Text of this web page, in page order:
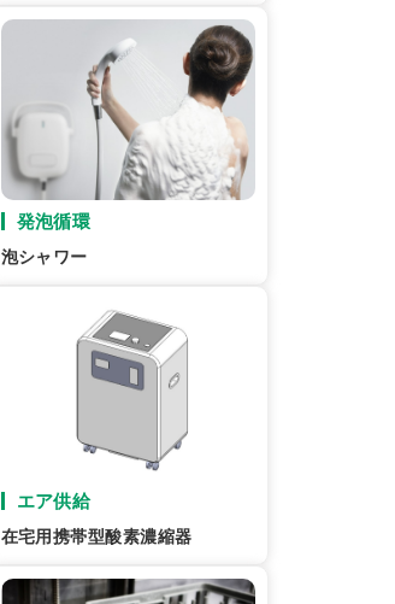
発泡循環
泡シャワー
エア供給
在宅用携帯型酸素濃縮器